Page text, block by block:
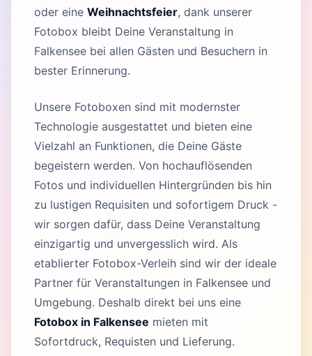
oder eine Weihnachtsfeier, dank unserer
Fotobox bleibt Deine Veranstaltung in
Falkensee bei allen Gästen und Besuchern in
bester Erinnerung.
Unsere Fotoboxen sind mit modernster
Technologie ausgestattet und bieten eine
Vielzahl an Funktionen, die Deine Gäste
begeistern werden. Von hochauflösenden
Fotos und individuellen Hintergründen bis hin
zu lustigen Requisiten und sofortigem Druck -
wir sorgen dafür, dass Deine Veranstaltung
einzigartig und unvergesslich wird. Als
etablierter Fotobox-Verleih sind wir der ideale
Partner für Veranstaltungen in Falkensee und
Umgebung. Deshalb direkt bei uns eine
Fotobox in Falkensee mieten mit
Sofortdruck, Requisten und Lieferung.